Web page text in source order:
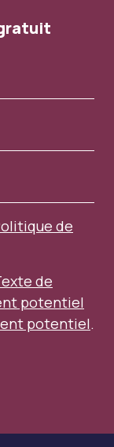
de
de
potentiel
potentiel.